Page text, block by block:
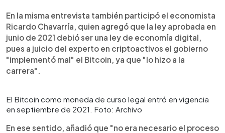
En la misma entrevista también participó el economista
Ricardo Chavarría, quien agregó que la ley aprobada en
junio de 2021 debió ser una ley de economía digital,
pues a juicio del experto en criptoactivos el gobierno
"implementó mal" el Bitcoin, ya que "lo hizo a la
carrera".
El Bitcoin como moneda de curso legal entró en vigencia
en septiembre de 2021. Foto: Archivo
En ese sentido, añadió que "no era necesario el proceso